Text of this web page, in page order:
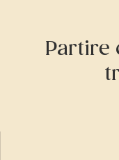
Partire